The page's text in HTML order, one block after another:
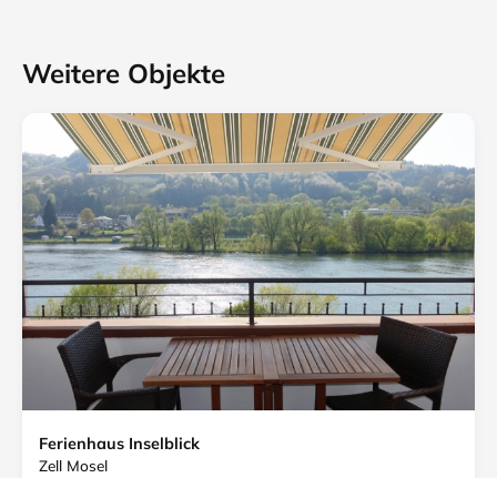
Weitere Objekte
Ferienhaus Inselblick
Zell Mosel